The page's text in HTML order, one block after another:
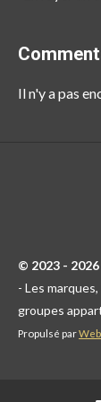
Il n'y a pas
© 2023 -
- Les
groupes
Propulsé par